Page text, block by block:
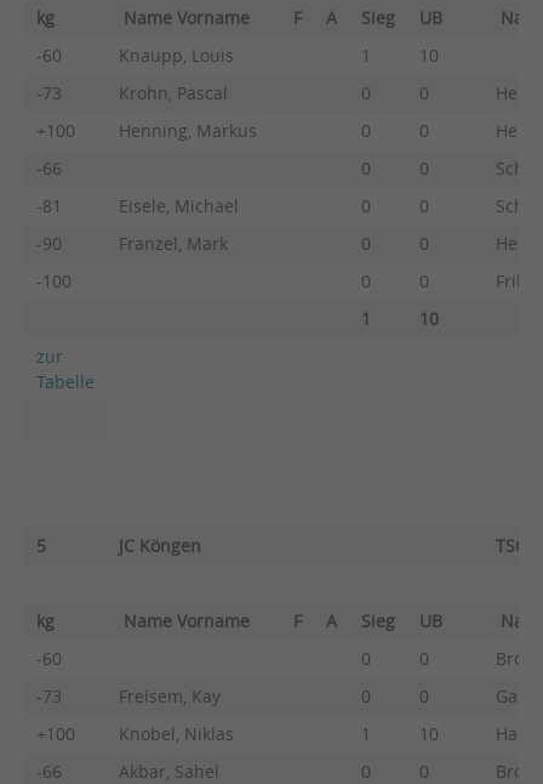
kg Name Vorname F A Sieg UB
-60
Knaupp, Louis 1
10
-73
Krohn, Pascal 0 0
+100
Henning, Markus 0 0
-66
0 0
-81
Eisele, Michael 0 0
-90
Franzel, Mark 0 0
-100
0 0
1
10
zur
Tabelle
5 JC Köngen TSG
kg Name Vorname F A Sieg UB
-60
0 0
-73
Freisem, Kay 0 0
+100
Knobel, Niklas 1 10
-66
Akbar, Sahel 0 0